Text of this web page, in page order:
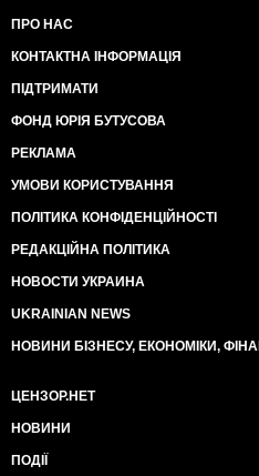
смогли слить информацию
Кучму, - они не только
каждый день их разговоры
плотно … Януковича они
там слушали .. а
который ушел у них из под
обслуживающими
линиями связи с США, ЕС
президент страны на
главнокомандующий армии
поминутно!! ..А он у них из
с семьей и они не знали где!
бабла в пропаганду, в
лет чтобы отомстить за
А при Зеленском им
минута, чтоб узнать где он
ПРО НАС
КОНТАКТНА ІНФОРМАЦІЯ
ПІДТРИМАТИ
ФОНД ЮРІЯ БУТУСОВА
РЕКЛАМА
УМОВИ КОРИСТУВАННЯ
ПОЛІТИКА КОНФІДЕНЦІЙНОСТІ
РЕДАКЦІЙНА ПОЛІТИКА
НОВОСТИ УКРАИНА
UKRAINIAN NEWS
НОВИНИ БІЗНЕСУ, ЕКОНОМІКИ,
ЦЕНЗОР.НЕТ
НОВИНИ
ПОДІЇ